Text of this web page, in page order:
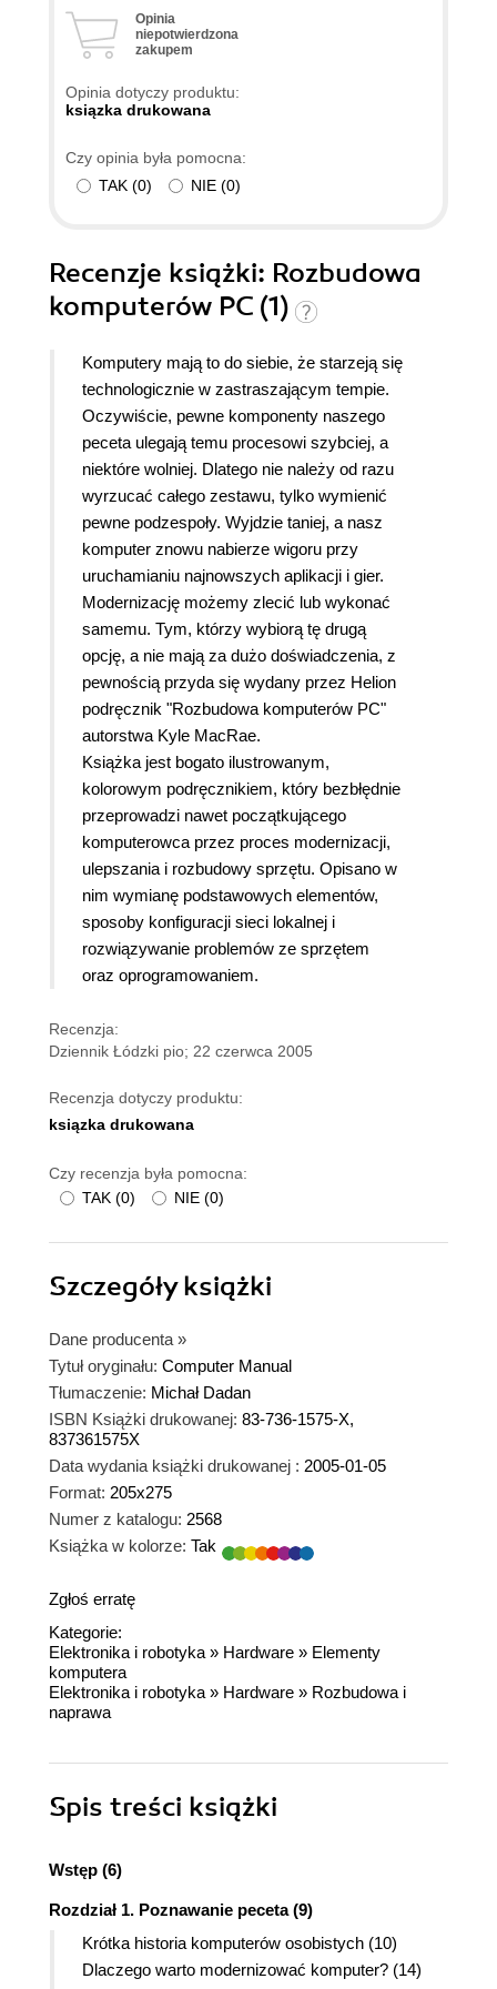
Opinia
niepotwierdzona
zakupem
Opinia dotyczy produktu:
ksiązka drukowana
Czy opinia była pomocna:
TAK (0) NIE (0)
Recenzje książki: Rozbudowa
komputerów PC (1)
Komputery mają to do siebie, że starzeją się
technologicznie w zastraszającym tempie.
Oczywiście, pewne komponenty naszego
peceta ulegają temu procesowi szybciej, a
niektóre wolniej. Dlatego nie należy od razu
wyrzucać całego zestawu, tylko wymienić
pewne podzespoły. Wyjdzie taniej, a nasz
komputer znowu nabierze wigoru przy
uruchamianiu najnowszych aplikacji i gier.
Modernizację możemy zlecić lub wykonać
samemu. Tym, którzy wybiorą tę drugą
opcję, a nie mają za dużo doświadczenia, z
pewnością przyda się wydany przez Helion
podręcznik "Rozbudowa komputerów PC"
autorstwa Kyle MacRae.
Książka jest bogato ilustrowanym,
kolorowym podręcznikiem, który bezbłędnie
przeprowadzi nawet początkującego
komputerowca przez proces modernizacji,
ulepszania i rozbudowy sprzętu. Opisano w
nim wymianę podstawowych elementów,
sposoby konfiguracji sieci lokalnej i
rozwiązywanie problemów ze sprzętem
oraz oprogramowaniem.
Recenzja:
Dziennik Łódzki pio; 22 czerwca 2005
Recenzja dotyczy produktu:
ksiązka drukowana
Czy recenzja była pomocna:
TAK (0) NIE (0)
Szczegółyksiążki
Dane producenta »
Tytuł oryginału: Computer Manual
Tłumaczenie: Michał Dadan
ISBN Książki drukowanej: 83-736-1575-X,
837361575X
Data wydania książki drukowanej : 2005-01-05
Format: 205x275
Numer z katalogu: 2568
Książka w kolorze: Tak
Zgłoś erratę
Kategorie:
Elektronika i robotyka» Hardware » Elementy
komputera
Elektronika i robotyka» Hardware » Rozbudowa i
naprawa
Spis treści książki
Wstęp (6)
Rozdział 1. Poznawanie peceta (9)
Krótka historia komputerów osobistych (10)
Dlaczego warto modernizować komputer? (14)